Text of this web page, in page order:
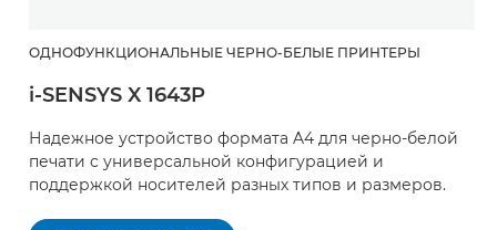
ОДНОФУНКЦИОНАЛЬНЫЕ ЧЕРНО-БЕЛЫЕ ПРИНТЕРЫ
i-SENSYS X 1643P
Надежное устройство формата A4 для черно-белой
печати с универсальной конфигурацией и
поддержкой носителей разных типов и размеров.